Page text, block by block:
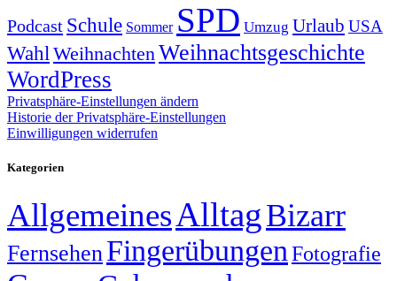
Podcast Schule Sommer SPD Umzug Urlaub USA
Wahl WeihnachtenWeihnachtsgeschichte
WordPress
Privatsphäre-Einstellungen ändern
Historie der Privatsphäre-Einstellungen
Einwilligungen widerrufen
Kategorien
AllgemeinesAlltagBizarr
FernsehenFingerübungen Fotografie